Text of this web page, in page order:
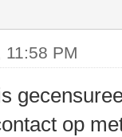
11:58 PM
op